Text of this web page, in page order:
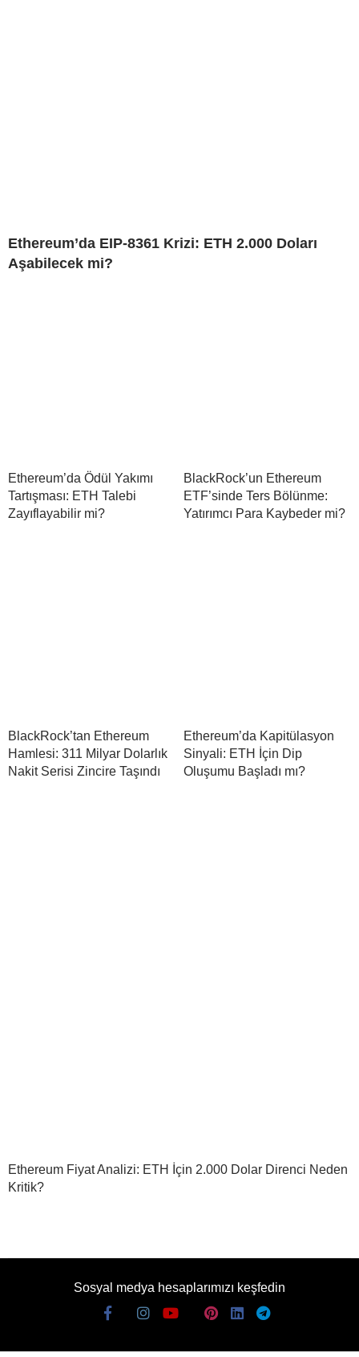
Ethereum’da EIP-8361 Krizi: ETH 2.000 Doları
Aşabilecek mi?
Ethereum’da Ödül Yakımı
Tartışması: ETH Talebi
Zayıflayabilir mi?
BlackRock’un Ethereum
ETF’sinde Ters Bölünme:
Yatırımcı Para Kaybeder mi?
BlackRock’tan Ethereum
Hamlesi: 311 Milyar Dolarlık
Nakit Serisi Zincire Taşındı
Ethereum’da Kapitülasyon
Sinyali: ETH İçin Dip
Oluşumu Başladı mı?
Ethereum Fiyat Analizi: ETH İçin 2.000 Dolar Direnci Neden
Kritik?
Sosyal medya hesaplarımızı keşfedin